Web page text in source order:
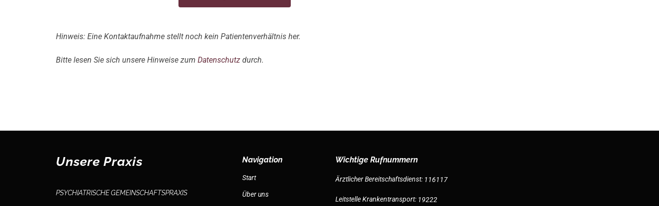
Hinweis: Eine Kontaktaufnahme stellt noch kein Patientenverhältnis her.
Bitte lesen Sie sich unsere Hinweise zum Datenschutz durch.
Unsere Praxis
PSYCHIATRISCHE GEMEINSCHAFTSPRAXIS
Navigation
Start
Über uns
Wichtige Rufnummern
Ärztlicher Bereitschaftsdienst: 116117
Leitstelle Krankentransport: 19222